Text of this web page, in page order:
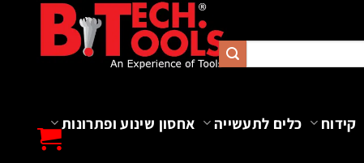
קידוח כלים לתעשייה
אחסון שינוע ופתרונות